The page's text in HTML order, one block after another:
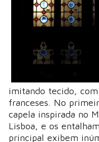
imitando tecido,
franceses. No
capela inspirada no
Lisboa, e os
principal exibem